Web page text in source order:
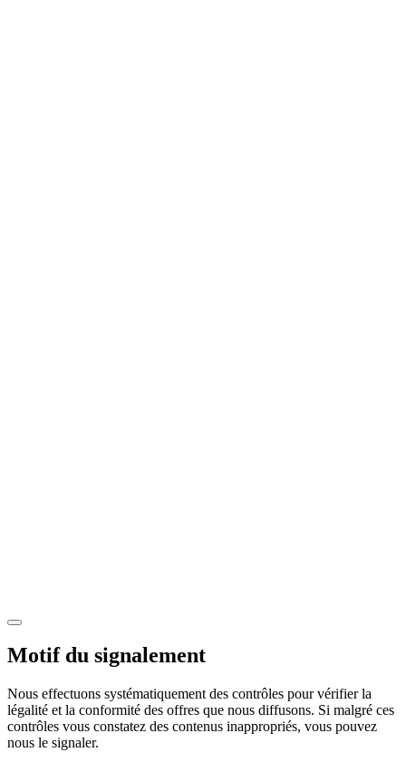
Motif du signalement
Nous effectuons systématiquement des contrôles pour vérifier la
légalité et la conformité des offres que nous diffusons. Si malgré ces
contrôles vous constatez des contenus inappropriés, vous pouvez
nous le signaler.